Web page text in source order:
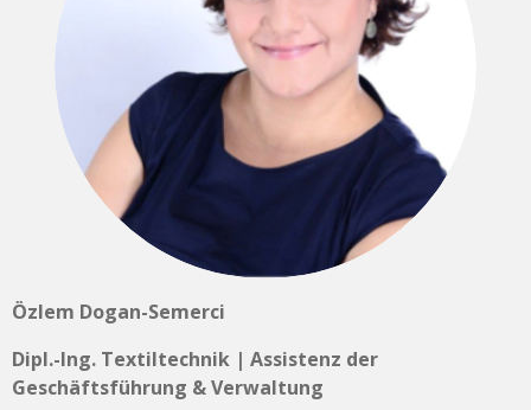
Özlem Dogan-Semerci
Dipl.-Ing. Textiltechnik | Assistenz der
Geschäftsführung & Verwaltung